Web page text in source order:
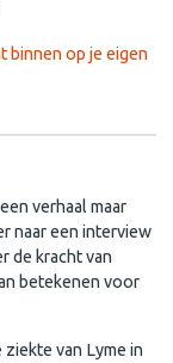
binnen op je eigen
verhaal maar
naar een interview
de kracht van
betekenen voor
van Lyme in